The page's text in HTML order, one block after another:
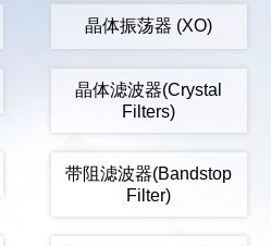
晶体振荡器 (XO)
晶体滤波器(Crystal
Filters)
带阻滤波器(Bandstop
Filter)